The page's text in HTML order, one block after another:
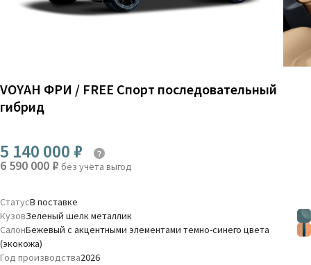
VOYAH ФРИ / FREE Спорт последовательный
гибрид
5 140 000 ₽
6 590 000 ₽ без учёта выгод
СтатусВ поставке
КузовЗеленый шелк металлик
СалонБежевый с акцентными элементами темно-синего цвета
(экокожа)
Год производства2026